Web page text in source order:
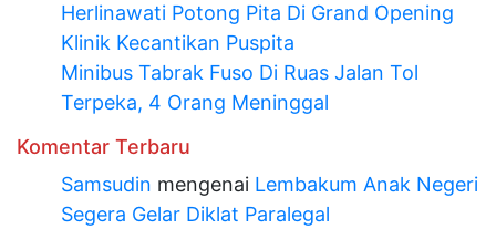
Herlinawati Potong Pita Di Grand Opening
Klinik Kecantikan Puspita
Minibus Tabrak Fuso Di Ruas Jalan Tol
Terpeka, 4 Orang Meninggal
Komentar Terbaru
Samsudin mengenai Lembakum Anak Negeri
Segera Gelar Diklat Paralegal